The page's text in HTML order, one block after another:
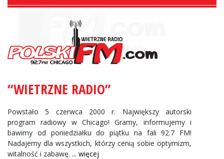
“WIETRZNE RADIO”
Powstało 5 czerwca 2000 r. Największy autorski
program radiowy w Chicago! Gramy, informujemy i
bawimy od poniedziałku do piątku na fali 92.7 FM!
Nadajemy dla wszystkich, którzy cenią sobie optymizm,
witalność i zabawę. ... więcej